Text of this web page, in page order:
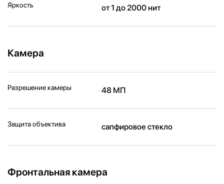
Яркость от 1 до 2000 нит
Камера
Разрешение камеры 48 МП
Защита объектива сапфировое стекло
Фронтальная камера